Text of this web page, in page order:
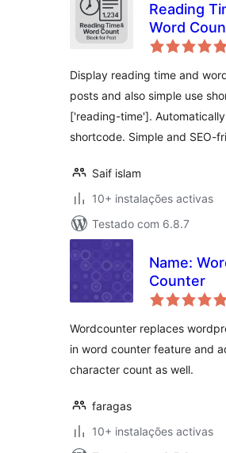
Reading
Word
for Post
Display reading time and
posts and also simple use
['reading-time'].
shortcode. Simple and SEO-
Saif islam
10+ instalações activas
Testado com 6.8.7
Name:
Counter
Wordcounter replaces
in word counter feature and
character count as well.
faragas
10+ instalações activas